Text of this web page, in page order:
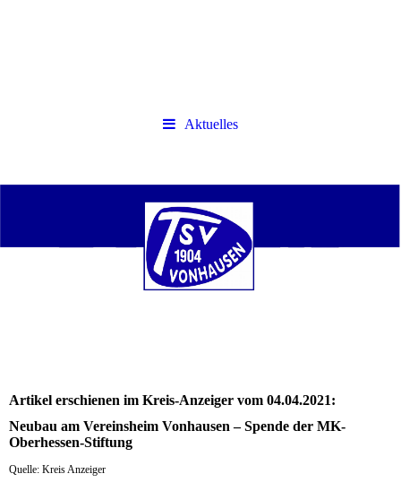
Aktuelles
Artikel erschienen im Kreis-Anzeiger vom 04.04.2021:
Neubau am Vereinsheim Vonhausen – Spende der MK-
Oberhessen-Stiftung
Quelle: Kreis Anzeiger